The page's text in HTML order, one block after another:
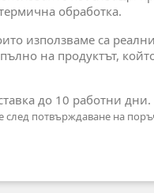
обработка.
използваме са
на продуктът,
до 10 работни дни.
след потвърждаване на